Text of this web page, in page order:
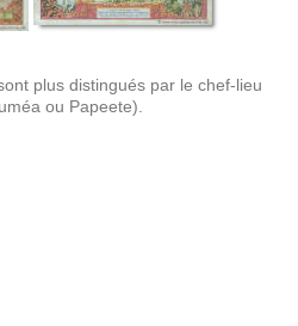
plus distingués par le chef-lieu
ou Papeete).